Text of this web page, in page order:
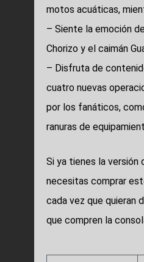
motos acuáticas,
– Siente la emoción
Chorizo y el caimán
– Disfruta de
cuatro nuevas
por los fanáticos,
ranuras de
Si ya tienes la
necesitas comprar
cada vez que quieran
que compren la